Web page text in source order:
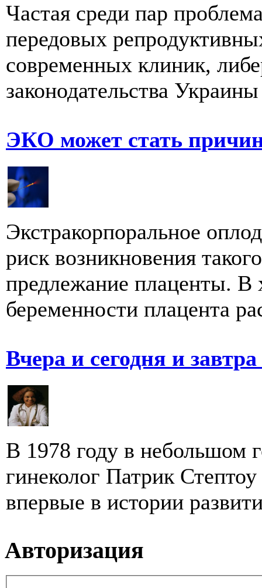
Частая среди пар
передовых
современных клиник,
законодательства
ЭКО может стать
Экстракорпоральное
риск возникновения
предлежание плаценты. В
беременности плацента
Вчера и сегодня и
В 1978 году в небольшом
гинеколог Патрик
впервые в истории
Авторизация